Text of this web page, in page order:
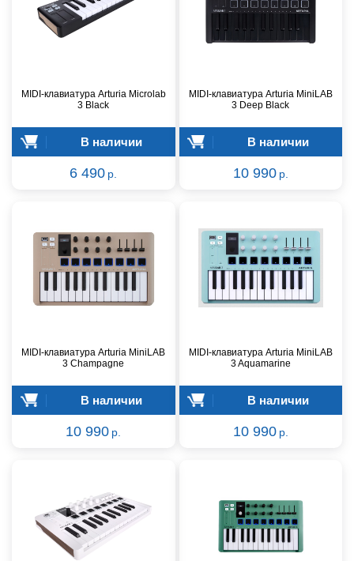
MIDI-клавиатура Arturia Microlab
3 Black
В наличии
6 490 р.
MIDI-клавиатура Arturia MiniLAB
3 Deep Black
В наличии
10 990 р.
MIDI-клавиатура Arturia MiniLAB
3 Champagne
В наличии
10 990 р.
MIDI-клавиатура Arturia MiniLAB
3 Aquamarine
В наличии
10 990 р.